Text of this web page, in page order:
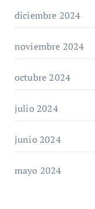
diciembre 2024
noviembre 2024
octubre 2024
julio 2024
junio 2024
mayo 2024